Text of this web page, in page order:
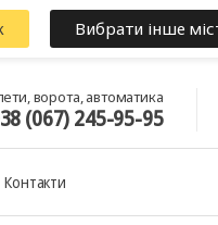
ворота, автоматика
(067) 245-95-95
Контакти
Вибрати інше